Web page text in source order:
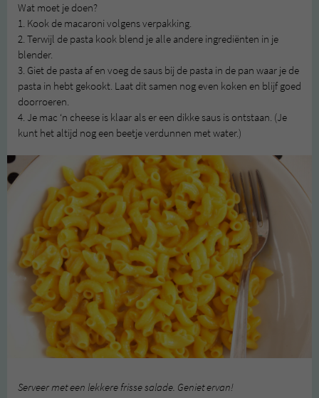
Wat moet je doen?
1. Kook de macaroni volgens verpakking.
2. Terwijl de pasta kook blend je alle andere ingrediënten in je
blender.
3. Giet de pasta af en voeg de saus bij de pasta in de pan waar je de
pasta in hebt gekookt. Laat dit samen nog even koken en blijf goed
doorroeren.
4. Je mac ‘n cheese is klaar als er een dikke saus is ontstaan. (Je
kunt het altijd nog een beetje verdunnen met water.)
Serveer met een lekkere frisse salade. Geniet ervan!